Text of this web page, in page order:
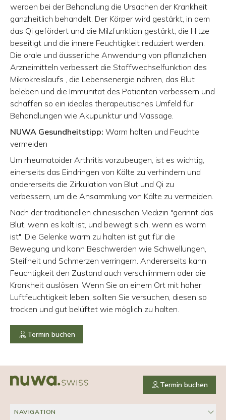
werden bei der Behandlung die Ursachen der Krankheit
ganzheitlich behandelt. Der Körper wird gestärkt, in dem
das Qi gefördert und die Milzfunktion gestärkt, die Hitze
beseitigt und die innere Feuchtigkeit reduziert werden.
Die orale und äusserliche Anwendung von pflanzlichen
Arzneimitteln verbessert die Stoffwechselfunktion des
Mikrokreislaufs , die Lebensenergie nähren, das Blut
beleben und die Immunität des Patienten verbessern und
schaffen so ein ideales therapeutisches Umfeld für
Behandlungen wie Akupunktur und Massage.
NUWA Gesundheitstipp: Warm halten und Feuchte
vermeiden
Um rheumatoider Arthritis vorzubeugen, ist es wichtig,
einerseits das Eindringen von Kälte zu verhindern und
andererseits die Zirkulation von Blut und Qi zu
verbessern, um die Ansammlung von Kälte zu vermeiden.
Nach der traditionellen chinesischen Medizin "gerinnt das
Blut, wenn es kalt ist, und bewegt sich, wenn es warm
ist". Die Gelenke warm zu halten ist gut für die
Bewegung und kann Beschwerden wie Schwellungen,
Steifheit und Schmerzen verringern. Andererseits kann
Feuchtigkeit den Zustand auch verschlimmern oder die
Krankheit auslösen. Wenn Sie an einem Ort mit hoher
Luftfeuchtigkeit leben, sollten Sie versuchen, diesen so
trocken und gut belüftet wie möglich zu halten.
Termin buchen
Termin buchen
NAVIGATION